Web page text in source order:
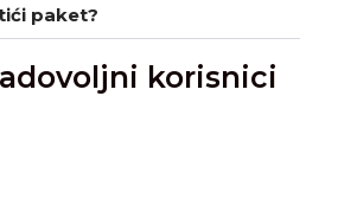
paket?
korisnici